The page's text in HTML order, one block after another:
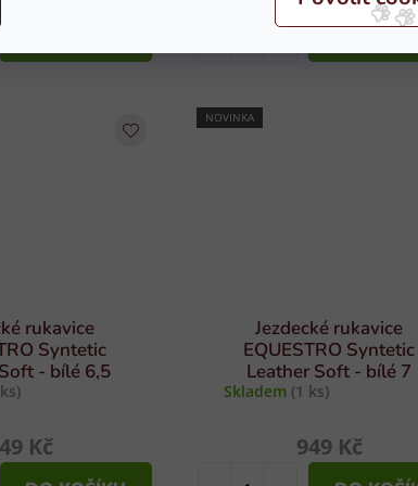
DO
rukavice
Syntetic
- bílé 6,5
Kč
NOVINKA
Jezdecké rukavice
EQUESTRO Syntetic
Leather Soft - bílé 7
Skladem (1 ks)
949 Kč